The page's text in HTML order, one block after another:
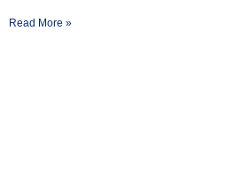
Read More »